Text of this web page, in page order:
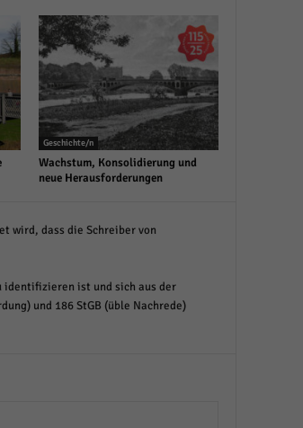
Geschichte/n
Wachstum, Konsolidierung und
neue Herausforderungen
wird, dass die Schreiber von
identifizieren ist und sich aus der
und 186 StGB (üble Nachrede)